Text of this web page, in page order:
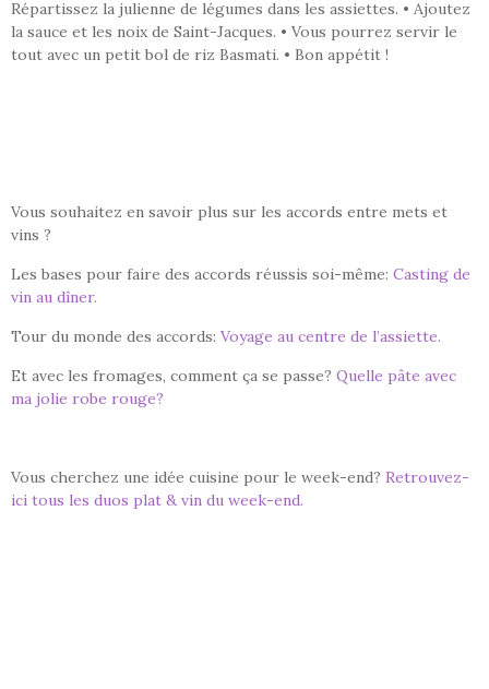
Répartissez la julienne de légumes dans les assiettes. • Ajoutez
la sauce et les noix de Saint-Jacques. • Vous pourrez servir le
tout avec un petit bol de riz Basmati. • Bon appétit !
Vous souhaitez en savoir plus sur les accords entre mets et
vins ?
Les bases pour faire des accords réussis soi-même: Casting de
vin au dîner.
Tour du monde des accords: Voyage au centre de l’assiette.
Et avec les fromages, comment ça se passe? Quelle pâte avec
ma jolie robe rouge?
Vous cherchez une idée cuisine pour le week-end? Retrouvez-
ici tous les duos plat & vin du week-end.